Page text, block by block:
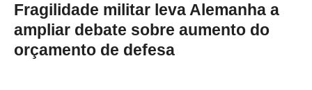
Fragilidade militar leva Alemanha a
ampliar debate sobre aumento do
orçamento de defesa